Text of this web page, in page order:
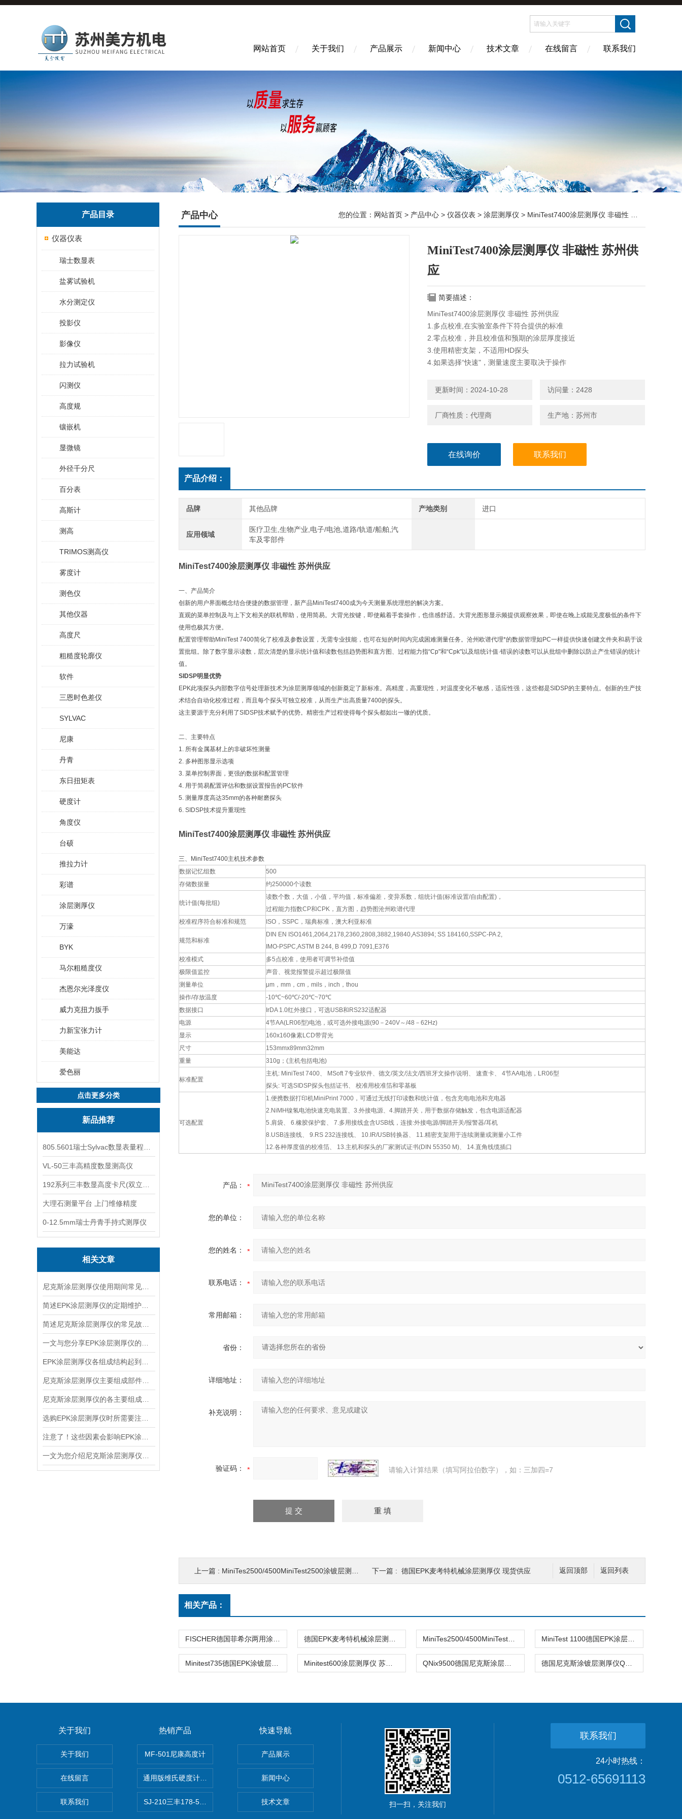
网站首页 关于我们 产品展示 新闻中心 技术文章 在线留言 联系我们
产品目录
仪器仪表
瑞士数显表
盐雾试验机
水分测定仪
投影仪
影像仪
拉力试验机
闪测仪
高度规
镶嵌机
显微镜
外径千分尺
百分表
高斯计
测高
TRIMOS测高仪
雾度计
测色仪
其他仪器
高度尺
粗糙度轮廓仪
软件
三恩时色差仪
SYLVAC
尼康
丹青
东日扭矩表
硬度计
角度仪
台硕
推拉力计
彩谱
涂层测厚仪
万濠
BYK
马尔粗糙度仪
杰恩尔光泽度仪
威力克扭力扳手
力新宝张力计
美能达
爱色丽
点击更多分类
新品推荐
VL-50三丰高精度数显测高仪
大理石测量平台 上门维修精度
0-12.5mm瑞士丹青手持式测厚仪
相关文章
产品中心 您的位置： 网站首页 > 产品中心 > 仪器仪表 > 涂层测厚仪 > MiniTest7400涂层测厚仪 非磁性 苏州供应
MiniTest7400涂层测厚仪 非磁性 苏州供
应
简要描述：
MiniTest7400涂层测厚仪 非磁性 苏州供应
1.多点校准,在实验室条件下符合提供的标准
2.零点校准，并且校准值和预期的涂层厚度接近
3.使用精密支架，不适用HD探头
4.如果选择“快速"，测量速度主要取决于操作
更新时间：2024-10-28 访问量：2428
厂商性质：代理商 生产地：苏州市
在线询价 联系我们
产品介绍：
品牌 其他品牌 产地类别 进口
应用领域
医疗卫生,生物产业,电子/电池,道路/轨道/船舶,汽
车及零部件
MiniTest7400涂层测厚仪 非磁性 苏州供应
一、产品简介
创新的用户界面概念结合便捷的数据管理，新产品MiniTest7400成为今天测量系统理想的解决方案。
直观的菜单控制及与上下文相关的联机帮助，使用简易。大背光按键，即使戴着手套操作，也倍感舒适。大背光图形显示频提供观察效果，即使在晚上或能见度极低的条件下
使用也极其方便。
配置管理帮助MiniTest 7400简化了校准及参数设置，无需专业技能，也可在短的时间内完成困难测量任务。沧州欧谱代理*的数据管理如PC一样提供快速创建文件夹和易于设
置批组。除了数字显示读数，层次清楚的显示统计值和读数包括趋势图和直方图、过程能力指“Cp"和“Cpk"以及组统计值·错误的读数可以从批组中删除以防止产生错误的统计
值。
SIDSP明显优势
EPK此项探头内部数字信号处理新技术为涂层测厚领域的创新奠定了新标准。高精度，高重现性，对温度变化不敏感，适应性强，这些都是SIDSP的主要特点。创新的生产技
术结合自动化校准过程，而且每个探头可独立校准，从而生产出高质量7400的探头。
这主要源于充分利用了SIDSP技术赋予的优势。精密生产过程使得每个探头都如出一辙的优质。
二、主要特点
1. 所有金属基材上的非破坏性测量
2. 多种图形显示选项
3. 菜单控制界面，更强的数据和配置管理
4. 用于简易配置评估和数据设置报告的PC软件
5. 测量厚度高达35mm的各种耐磨探头
6. SIDSP技术提升重现性
MiniTest7400涂层测厚仪 非磁性 苏州供应
三、MiniTest7400主机技术参数
数据记忆组数
500
存储数据量
约250000个读数
统计值(每批组)
读数个数，大值，小值，平均值，标准偏差，变异系数，组统计值(标准设置/自由配置)，
过程能力指数CP和CPK，直方图，趋势图沧州欧谱代理
校准程序符合标准和规范
ISO，SSPC，瑞典标准，澳大利亚标准
规范和标准
DIN EN ISO1461,2064,2178,2360,2808,3882,19840,AS3894; SS 184160,SSPC-PA 2,
IMO-PSPC,ASTM B 244, B 499,D 7091,E376
校准模式
多5点校准，使用者可调节补偿值
极限值监控
声音、视觉报警提示超过极限值
测量单位
μm，mm，cm，mils，inch，thou
操作/存放温度
-10℃~60℃/-20℃~70℃
数据接口
IrDA 1.0红外接口，可选USB和RS232适配器
电源
4节AA(LR06型)电池，或可选外接电源(90－240V～/48－62Hz)
显示
160x160像素LCD带背光
尺寸
153mmx89mm32mm
重量
310g；(主机包括电池)
标准配置
主机: MiniTest 7400、 MSoft 7专业软件、德文/英文/法文/西班牙文操作说明、 速查卡、 4节AA电池，LR06型
探头: 可选SIDSP探头包括证书、 校准用校准箔和零基板
可选配置
1.便携数据打印机MiniPrint 7000，可通过无线打印读数和统计值，包含充电电池和充电器
2.NiMH镍氢电池快速充电装置、3.外接电源、4.脚踏开关，用于数据存储触发，包含电源适配器
5.肩袋、 6.橡胶保护套、 7.多用接线盒含USB线，连接:外接电源/脚踏开关/报警器/耳机
8.USB连接线、 9.RS 232连接线、 10.IR/USB转换器、 11.精密支架用于连续测量或测量小工件
12.各种厚度值的校准箔、 13.主机和探头的厂家测试证书(DIN 55350 M)、 14.直角线缆插口
产品：
您的单位：
您的姓名：
联系电话：
常用邮箱：
省份：
详细地址：
补充说明：
验证码： 请输入计算结果（填写阿拉伯数字），如：三加四=7
返回列表
返回顶部
上一篇 : MiniTes2500/4500MiniTest2500涂镀层测厚仪 探头可选 下一篇 : 德国EPK麦考特机械涂层测厚仪 现货供应
相关产品：
关于我们
关于我们
在线留言
联系我们
热销产品
MF-501尼康高度计
通用版维氏硬度计软件 自动测量软件
SJ-210三丰178-560-11DC粗糙度仪
快速导航
产品展示
新闻中心
技术文章 扫一扫，关注我们
联系我们
24小时热线：
0512-65691113